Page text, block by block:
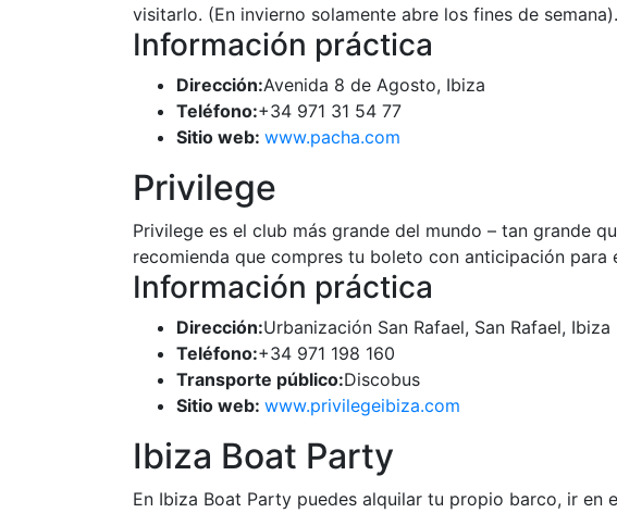
visitarlo. (En invierno solamente abre los fines de semana).
Información práctica
Dirección:Avenida 8 de Agosto, Ibiza
Teléfono:+34 971 31 54 77
Sitio web: www.pacha.com
Privilege
Privilege es el club más grande del mundo – tan grande
recomienda que compres tu boleto con anticipación para
Información práctica
Dirección:Urbanización San Rafael, San Rafael, Ibiza
Teléfono:+34 971 198 160
Transporte público:Discobus
Sitio web: www.privilegeibiza.com
Ibiza Boat Party
En Ibiza Boat Party puedes alquilar tu propio barco, ir